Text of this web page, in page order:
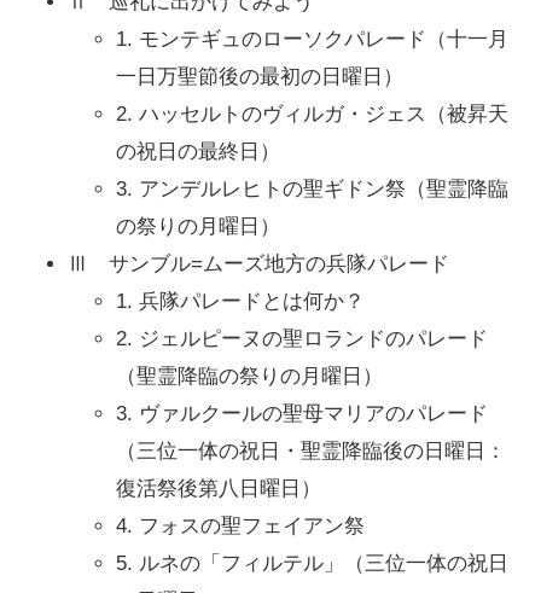
1. モンテギュのローソクパレード（十一月
一日万聖節後の最初の日曜日）
2. ハッセルトのヴィルガ・ジェス（被昇天
の祝日の最終日）
3. アンデルレヒトの聖ギドン祭（聖霊降臨
の祭りの月曜日）
Ⅲ サンブル=ムーズ地方の兵隊パレード
1. 兵隊パレードとは何か？
2. ジェルピーヌの聖ロランドのパレード
（聖霊降臨の祭りの月曜日）
3. ヴァルクールの聖母マリアのパレード
（三位一体の祝日・聖霊降臨後の日曜日：
復活祭後第八日曜日）
4. フォスの聖フェイアン祭
5. ルネの「フィルテル」（三位一体の祝日